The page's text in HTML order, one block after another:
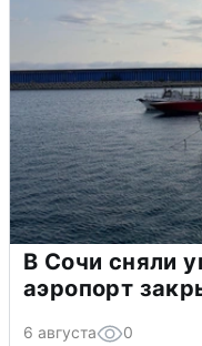
В Сочи сняли
аэропорт
6 августа 0